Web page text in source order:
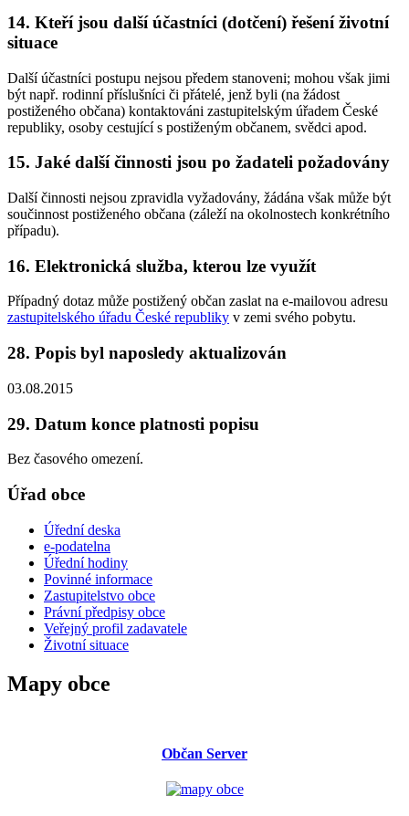
14. Kteří jsou další účastníci (dotčení) řešení životní
situace
Další účastníci postupu nejsou předem stanoveni; mohou však jimi
být např. rodinní příslušníci či přátelé, jenž byli (na žádost
postiženého občana) kontaktováni zastupitelským úřadem České
republiky, osoby cestující s postiženým občanem, svědci apod.
15. Jaké další činnosti jsou po žadateli požadovány
Další činnosti nejsou zpravidla vyžadovány, žádána však může být
součinnost postiženého občana (záleží na okolnostech konkrétního
případu).
16. Elektronická služba, kterou lze využít
Případný dotaz může postižený občan zaslat na e-mailovou adresu
zastupitelského úřadu České republiky v zemi svého pobytu.
28. Popis byl naposledy aktualizován
03.08.2015
29. Datum konce platnosti popisu
Bez časového omezení.
Úřad obce
Úřední deska
e-podatelna
Úřední hodiny
Povinné informace
Zastupitelstvo obce
Právní předpisy obce
Veřejný profil zadavatele
Životní situace
Mapy obce
Občan Server